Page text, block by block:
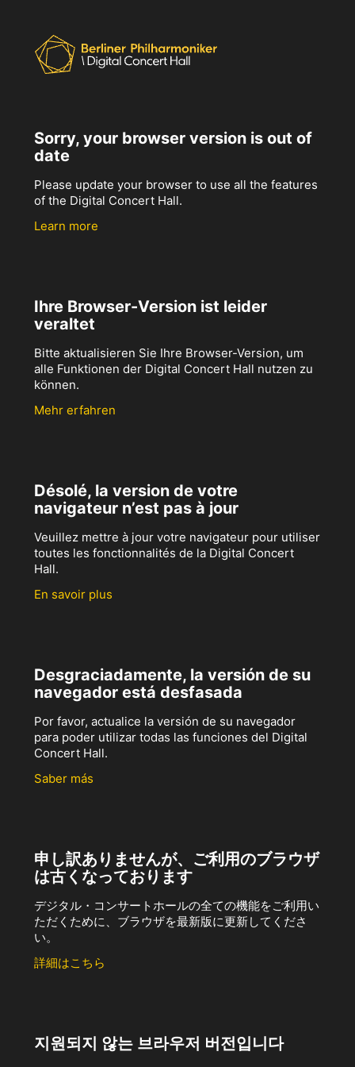
Sorry, your browser version is out of
date
Please update your browser to use all the features
of the Digital Concert Hall.
Learn more
Ihre Browser-Version ist leider
veraltet
Bitte aktualisieren Sie Ihre Browser-Version, um
alle Funktionen der Digital Concert Hall nutzen zu
können.
Mehr erfahren
Désolé, la version de votre
navigateur n’est pas à jour
Veuillez mettre à jour votre navigateur pour utiliser
toutes les fonctionnalités de la Digital Concert
Hall.
En savoir plus
Desgraciadamente, la versión de su
navegador está desfasada
Por favor, actualice la versión de su navegador
para poder utilizar todas las funciones del Digital
Concert Hall.
Saber más
申し訳ありませんが、ご利用のブラウザ
は古くなっております
デジタル・コンサートホールの全ての機能をご利用い
ただくために、ブラウザを最新版に更新してくださ
い。
詳細はこちら
지원되지 않는 브라우저 버전입니다